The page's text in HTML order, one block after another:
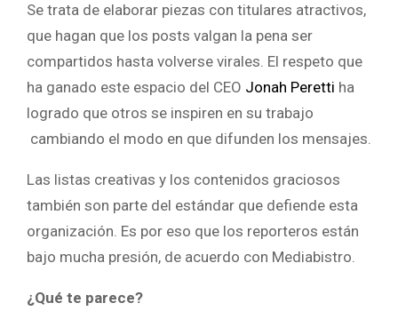
Se trata de elaborar piezas con titulares atractivos,
que hagan que los posts valgan la pena ser
compartidos hasta volverse virales. El respeto que
ha ganado este espacio del CEO Jonah Peretti ha
logrado que otros se inspiren en su trabajo
cambiando el modo en que difunden los mensajes.
Las listas creativas y los contenidos graciosos
también son parte del estándar que defiende esta
organización. Es por eso que los reporteros están
bajo mucha presión, de acuerdo con Mediabistro.
¿Qué te parece?